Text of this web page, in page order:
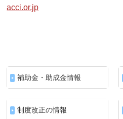
acci.or.jp
補助金・助成金情報
制度改正の情報